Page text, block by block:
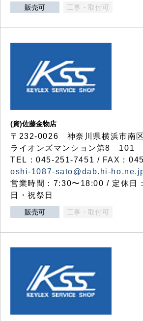
販売可 工事・取付可
(資)佐藤金物店
〒232-0026 神奈川県横浜市南
ライオンズマンション第8 101
TEL：045-251-7451 / FAX：
oshi-1087-sato@dab.hi-
営業時間：7:30〜18:00 / 定休日
日・祝祭日
販売可 工事・取付可